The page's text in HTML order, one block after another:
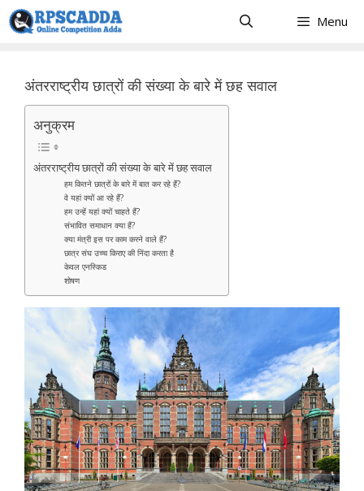
Skip
to
Menu
अंतरराष्ट्रीय छात्रों की संख्या के बारे में छह सवाल
अनुक्रम
अंतरराष्ट्रीय छात्रों की संख्या के बारे में छह सवाल
हम कितने छात्रों के बारे में बात कर रहे हैं?
वे यहां क्यों आ रहे हैं?
हम उन्हें यहां क्यों चाहते हैं?
संभावित समाधान क्या हैं?
क्या मंत्री इस पर काम करने वाले हैं?
छात्र संघ उच्च किराए की निंदा करता है
केवल एनस्किड
शोषण